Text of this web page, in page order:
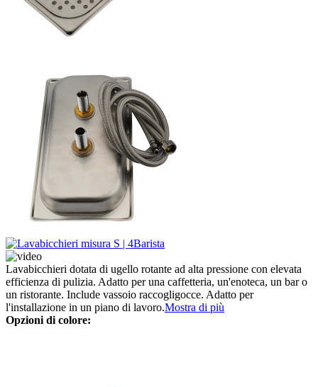
Lavabicchieri dotata di ugello rotante ad alta pressione con elevata
efficienza di pulizia. Adatto per una caffetteria, un'enoteca, un bar o
un ristorante. Include vassoio raccogligocce. Adatto per
l'installazione in un piano di lavoro.Mostra di più
Opzioni di colore: